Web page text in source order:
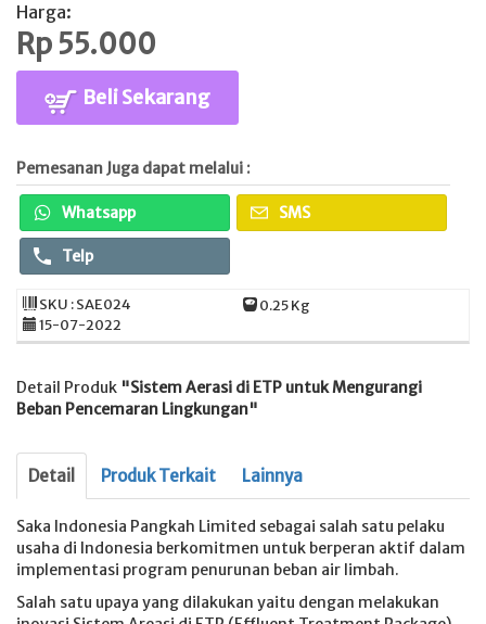
Harga:
Rp 55.000
Beli Sekarang
Pemesanan Juga dapat melalui :
Whatsapp SMS
Telp
SKU : SAE024
0.25 Kg
15-07-2022
Detail Produk "Sistem Aerasi di ETP untuk Mengurangi
Beban Pencemaran Lingkungan"
Detail Produk Terkait Lainnya
Saka Indonesia Pangkah Limited sebagai salah satu pelaku
usaha di Indonesia berkomitmen untuk berperan aktif dalam
implementasi program penurunan beban air limbah.
Salah satu upaya yang dilakukan yaitu dengan melakukan